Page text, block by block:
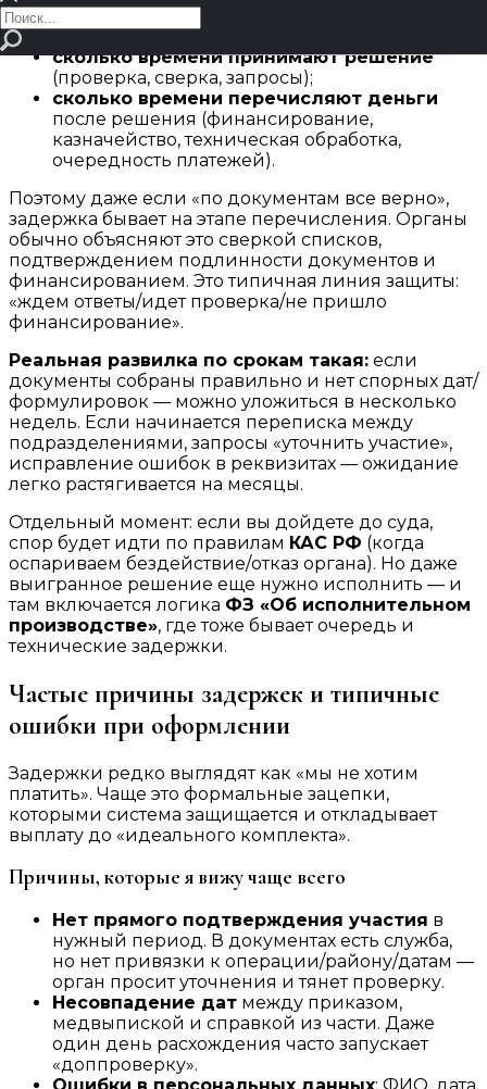
из двух частей:
сколько времени принимают решение
(проверка, сверка, запросы);
сколько времени перечисляют деньги
после решения (финансирование,
казначейство, техническая обработка,
очередность платежей).
Поэтому даже если «по документам все верно»,
задержка бывает на этапе перечисления. Органы
обычно объясняют это сверкой списков,
подтверждением подлинности документов и
финансированием. Это типичная линия защиты:
«ждем ответы/идет проверка/не пришло
финансирование».
Реальная развилка по срокам такая: если
документы собраны правильно и нет спорных дат/
формулировок — можно уложиться в несколько
недель. Если начинается переписка между
подразделениями, запросы «уточнить участие»,
исправление ошибок в реквизитах — ожидание
легко растягивается на месяцы.
Отдельный момент: если вы дойдете до суда,
спор будет идти по правилам КАС РФ (когда
оспариваем бездействие/отказ органа). Но даже
выигранное решение еще нужно исполнить — и
там включается логика ФЗ «Об исполнительном
производстве», где тоже бывает очередь и
технические задержки.
Частые причины задержек и типичные
ошибки при оформлении
Задержки редко выглядят как «мы не хотим
платить». Чаще это формальные зацепки,
которыми система защищается и откладывает
выплату до «идеального комплекта».
Причины, которые я вижу чаще всего
Нет прямого подтверждения участия в
нужный период. В документах есть служба,
но нет привязки к операции/району/датам —
орган просит уточнения и тянет проверку.
Несовпадение дат между приказом,
медвыпиской и справкой из части. Даже
один день расхождения часто запускает
«доппроверку».